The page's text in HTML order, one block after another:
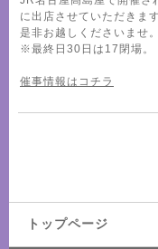
に出店させていただきます
是非お越しくださいませ。
※最終日30日は17閉場。
催事情報はコチラ
トップページ